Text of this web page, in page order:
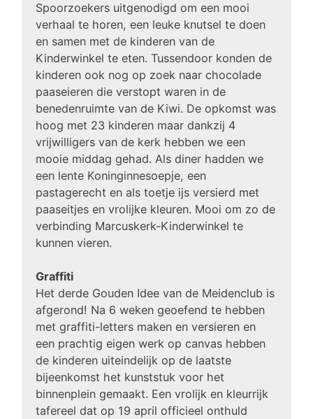
Spoorzoekers uitgenodigd om een mooi
verhaal te horen, een leuke knutsel te doen
en samen met de kinderen van de
Kinderwinkel te eten. Tussendoor konden de
kinderen ook nog op zoek naar chocolade
paaseieren die verstopt waren in de
benedenruimte van de Kiwi. De opkomst was
hoog met 23 kinderen maar dankzij 4
vrijwilligers van de kerk hebben we een
mooie middag gehad. Als diner hadden we
een lente Koninginnesoepje, een
pastagerecht en als toetje ijs versierd met
paaseitjes en vrolijke kleuren. Mooi om zo de
verbinding Marcuskerk-Kinderwinkel te
kunnen vieren.
Graffiti
Het derde Gouden Idee van de Meidenclub is
afgerond! Na 6 weken geoefend te hebben
met graffiti-letters maken en versieren en
een prachtig eigen werk op canvas hebben
de kinderen uiteindelijk op de laatste
bijeenkomst het kunststuk voor het
binnenplein gemaakt. Een vrolijk en kleurrijk
tafereel dat op 19 april officieel onthuld